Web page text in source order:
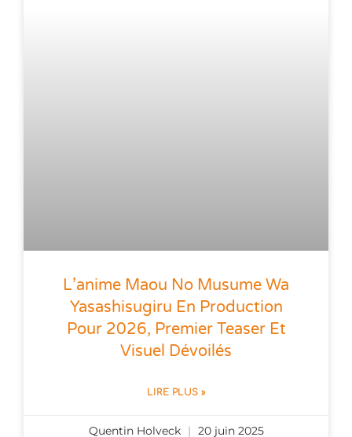
L’anime Maou No Musume Wa
Yasashisugiru En Production
Pour 2026, Premier Teaser Et
Visuel Dévoilés
LIRE PLUS »
Quentin Holveck 20 juin 2025